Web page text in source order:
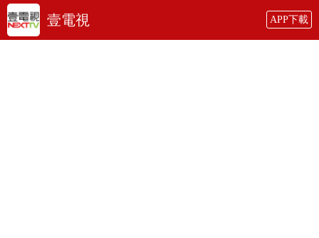
壹電視 APP下載